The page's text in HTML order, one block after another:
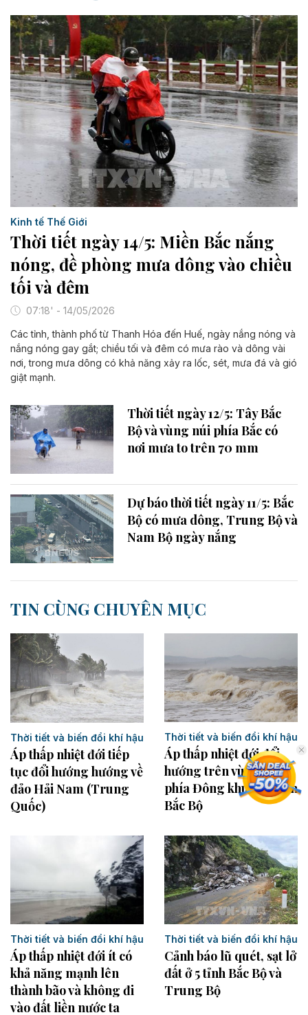
Kinh tế Thế Giới
Thời tiết ngày 14/5: Miền Bắc nắng
nóng, đề phòng mưa dông vào chiều
tối và đêm
07:18' - 14/05/2026
Các tỉnh, thành phố từ Thanh Hóa đến Huế, ngày nắng nóng và
nắng nóng gay gắt; chiều tối và đêm có mưa rào và dông vài
nơi, trong mưa dông có khả năng xảy ra lốc, sét, mưa đá và gió
giật mạnh.
Thời tiết ngày 12/5: Tây Bắc
Bộ và vùng núi phía Bắc có
nơi mưa to trên 70 mm
Dự báo thời tiết ngày 11/5: Bắc
Bộ có mưa dông, Trung Bộ và
Nam Bộ ngày nắng
TIN CÙNG CHUYÊN MỤC
Thời tiết và biến đổi khí hậu
Áp thấp nhiệt đới tiếp
tục đổi hướng hướng về
đảo Hải Nam (Trung
Quốc)
Thời tiết và biến đổi khí hậu
Áp thấp nhiệt đới đổi
hướng trên vùng biển
phía Đông khu vực vịnh
Bắc Bộ
Thời tiết và biến đổi khí hậu
Áp thấp nhiệt đới ít có
khả năng mạnh lên
thành bão và không đi
vào đất liền nước ta
Thời tiết và biến đổi khí hậu
Cảnh báo lũ quét, sạt lở
đất ở 5 tỉnh Bắc Bộ và
Trung Bộ